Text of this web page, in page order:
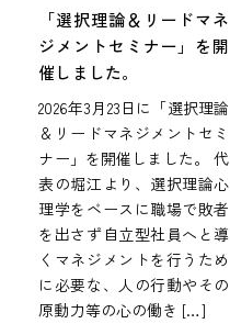
「選択理論＆リードマネ
ジメントセミナー」を開
催しました。
2026年3月23日に「選択理論
＆リードマネジメントセミ
ナー」を開催しました。 代
表の堀江より、選択理論心
理学をベースに職場で敗者
を出さず自立型社員へと導
くマネジメントを行うため
に必要な、人の行動やその
原動力等の心の働き […]